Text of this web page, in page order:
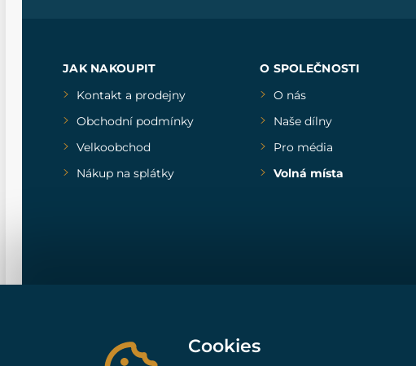
JAK NAKOUPIT
Kontakt a prodejny
Obchodní podmínky
Velkoobchod
Nákup na splátky
O SPOLEČNOSTI
O nás
Naše dílny
Pro média
Volná místa
Cookies